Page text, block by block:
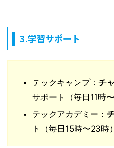
3.学習サポート
テックキャンプ： チ
サポート（毎日11時〜
テックアカデミー：
ト（毎日15時〜23時）